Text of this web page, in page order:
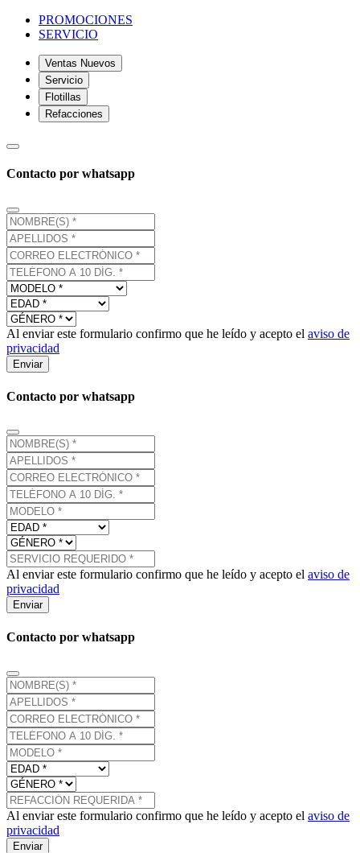
PROMOCIONES
SERVICIO
Ventas Nuevos
Servicio
Flotillas
Refacciones
Contacto por whatsapp
Al enviar este formulario confirmo que he leído y acepto el aviso de
privacidad
Enviar
Contacto por whatsapp
Al enviar este formulario confirmo que he leído y acepto el aviso de
privacidad
Enviar
Contacto por whatsapp
Al enviar este formulario confirmo que he leído y acepto el aviso de
privacidad
Enviar